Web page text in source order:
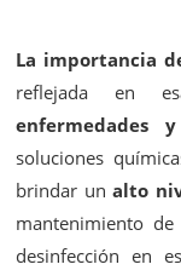
La importancia
reflejada en
enfermedades
soluciones
brindar unalto
mantenimiento
desinfección en